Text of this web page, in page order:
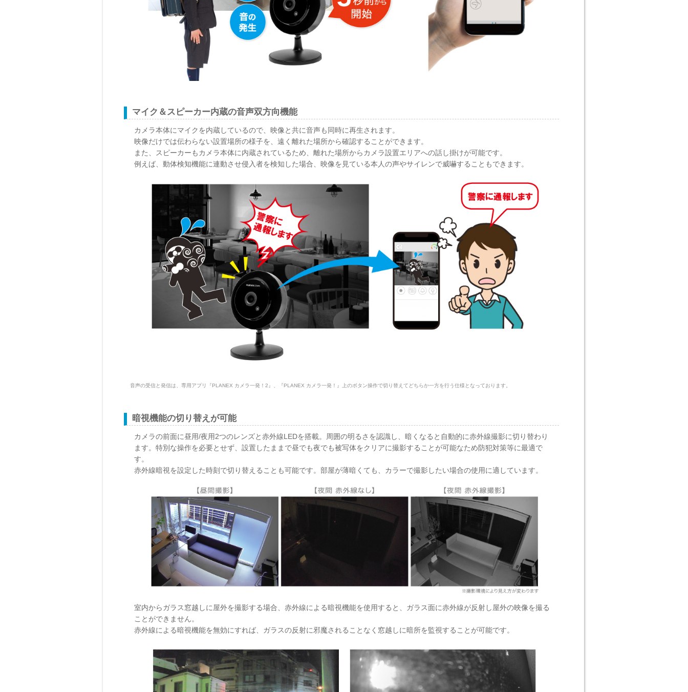
マイク＆スピーカー内蔵の音声双方向機能
カメラ本体にマイクを内蔵しているので、映像と共に音声も同時に再生されます。
映像だけでは伝わらない設置場所の様子を、遠く離れた場所から確認することができます。
また、スピーカーもカメラ本体に内蔵されているため、離れた場所からカメラ設置エリアへの話し掛けが可能です。
例えば、動体検知機能に連動させ侵入者を検知した場合、映像を見ている本人の声やサイレンで威嚇することもできます。
音声の受信と発信は、専用アプリ『PLANEX カメラ一発！2』、『PLANEX カメラ一発！』上のボタン操作で切り替えてどちらか一方を行う仕様となっております。
暗視機能の切り替えが可能
カメラの前面に昼用/夜用2つのレンズと赤外線LEDを搭載。周囲の明るさを認識し、暗くなると自動的に赤外線撮影に切り替わり
ます。特別な操作を必要とせず、設置したままで昼でも夜でも被写体をクリアに撮影することが可能なため防犯対策等に最適で
す。
赤外線暗視を設定した時刻で切り替えることも可能です。部屋が薄暗くても、カラーで撮影したい場合の使用に適しています。
室内からガラス窓越しに屋外を撮影する場合、赤外線による暗視機能を使用すると、ガラス面に赤外線が反射し屋外の映像を撮る
ことができません。
赤外線による暗視機能を無効にすれば、ガラスの反射に邪魔されることなく窓越しに暗所を監視することが可能です。